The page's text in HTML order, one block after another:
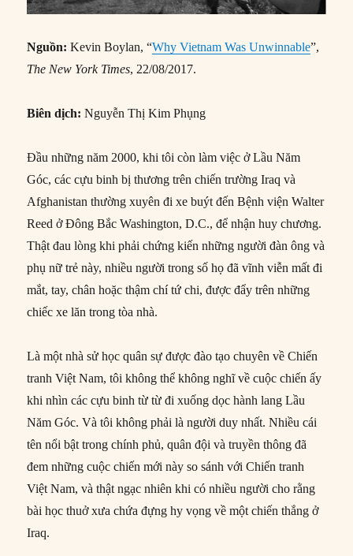
Nguồn:Kevin Boylan, “Why Vietnam Was Unwinnable”,
The New York Times, 22/08/2017.
Biên dịch:Nguyễn Thị Kim Phụng
Đầu những năm 2000, khi tôi còn làm việc ở Lầu Năm
Góc, các cựu binh bị thương trên chiến trường Iraq và
Afghanistan thường xuyên đi xe buýt đến Bệnh viện Walter
Reed ở Đông Bắc Washington, D.C., để nhận huy chương.
Thật đau lòng khi phải chứng kiến những người đàn ông và
phụ nữ trẻ này, nhiều người trong số họ đã vĩnh viễn mất đi
mắt, tay, chân hoặc thậm chí tứ chi, được đẩy trên những
chiếc xe lăn trong tòa nhà.
Là một nhà sử học quân sự được đào tạo chuyên về Chiến
tranh Việt Nam, tôi không thể không nghĩ về cuộc chiến ấy
khi nhìn các cựu binh từ từ đi xuống dọc hành lang Lầu
Năm Góc. Và tôi không phải là người duy nhất. Nhiều cái
tên nổi bật trong chính phủ, quân đội và truyền thông đã
đem những cuộc chiến mới này so sánh với Chiến tranh
Việt Nam, và thật ngạc nhiên khi có nhiều người cho rằng
bài học thuở xưa chứa đựng hy vọng về một chiến thắng ở
Iraq.